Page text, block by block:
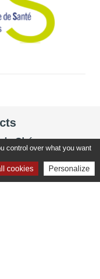
Chéruy
- FRANCE
91 90
control over what you want
cookies Personalize